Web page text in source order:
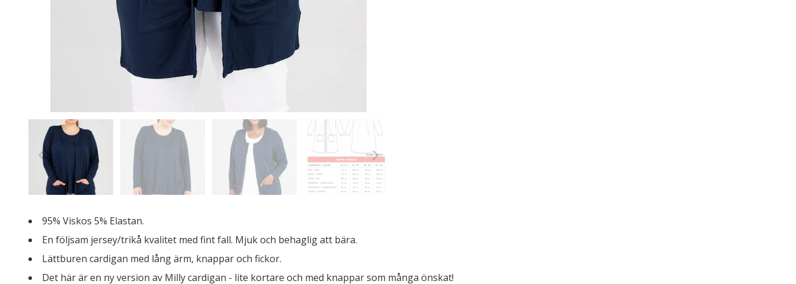
95% Viskos 5% Elastan.
En följsam jersey/trikå kvalitet med fint fall. Mjuk och behaglig att bära.
Lättburen cardigan med lång ärm, knappar och fickor.
Det här är en ny version av Milly cardigan - lite kortare och med knappar som många önskat!